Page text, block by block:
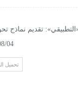
تقديم نماذج
04
تحميل